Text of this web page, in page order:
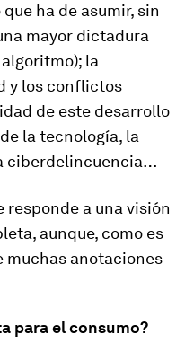
ha de asumir, sin
mayor dictadura
la
y los conflictos
de este desarrollo
la tecnología, la
ciberdelincuencia…
responde a una visión
aunque, como es
muchas anotaciones
para el consumo?